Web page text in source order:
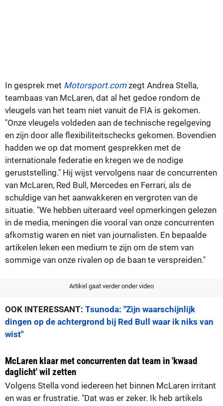
In gesprek met Motorsport.comzegt Andrea Stella,
teambaas van McLaren, dat al het gedoe rondom de
vleugels van het team niet vanuit de FIA is gekomen.
"Onze vleugels voldeden aan de technische regelgeving
en zijn door alle flexibiliteitschecks gekomen. Bovendien
hadden we op dat moment gesprekken met de
internationale federatie en kregen we de nodige
geruststelling." Hij wijst vervolgens naar de concurrenten
van McLaren, Red Bull, Mercedes en Ferrari, als de
schuldige van het aanwakkeren en vergroten van de
situatie. "We hebben uiteraard veel opmerkingen gelezen
in de media, meningen die vooral van onze concurrenten
afkomstig waren en niet van journalisten. En bepaalde
artikelen leken een medium te zijn om de stem van
sommige van onze rivalen op de baan te verspreiden."
Artikel gaat verder onder video
OOK INTERESSANT: Tsunoda: "Zijn waarschijnlijk
dingen op de achtergrond bij Red Bull waar ik niks van
wist"
McLaren klaar met concurrenten dat team in 'kwaad
daglicht' wil zetten
Volgens Stella vond iedereen het binnen McLaren irritant
en was er frustratie. "Dat was er zeker. Ik heb artikels